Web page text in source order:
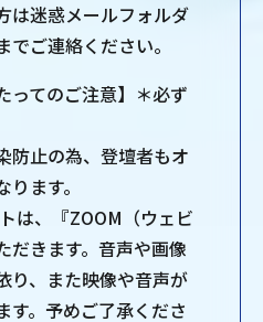
迷惑メールフォルダ
ご連絡ください。
ってのご注意】＊必ず
防止の為、登壇者もオ
ます。
は、『ZOOM（ウェビ
だきます。音声や画像
り、また映像や音声が
す。予めご了承くださ